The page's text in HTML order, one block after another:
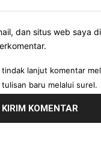
dan situs web saya
tindak lanjut komentar
baru melalui surel.